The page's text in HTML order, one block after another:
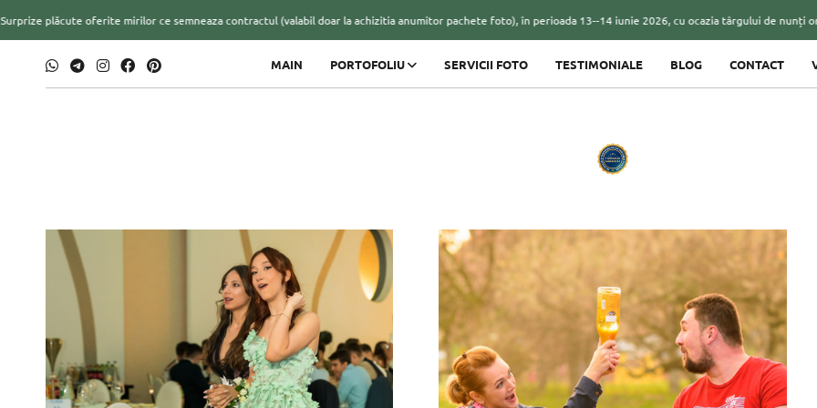
MAIN PORTOFOLIU SERVICII FOTO TESTIMONIALE BLOG CONTACT
plăcute oferite mirilor ce semneaza contractul (valabil doar la achizitia anumitor pachete foto), în perioada 13--14 iunie 2026, cu ocazia târgului de nunți